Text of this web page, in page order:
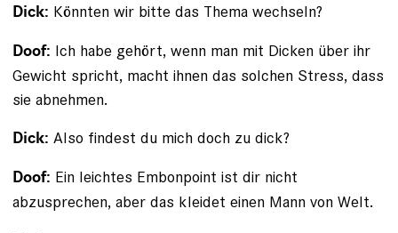
Dick: Könnten wir bitte das ­Thema wechseln?
Doof: Ich habe gehört, wenn man mit Dicken über ihr
Gewicht spricht, macht ihnen das solchen Stress, dass
sie abnehmen.
Dick: Also findest du mich doch zu dick?
Doof: Ein leichtes Embonpoint ist dir nicht
abzusprechen, aber das kleidet einen Mann von Welt.